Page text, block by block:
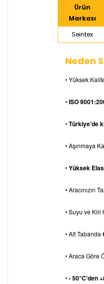
Ürün
Markası
Seintex
Neden
• Yüksek
•ISO
•Türkiye'de
• Aşınmaya
•Yüksek
• Aracınızın
• Suyu ve Kiri
• Alt Tabanda
• Araca Göre
•- 50°C'den